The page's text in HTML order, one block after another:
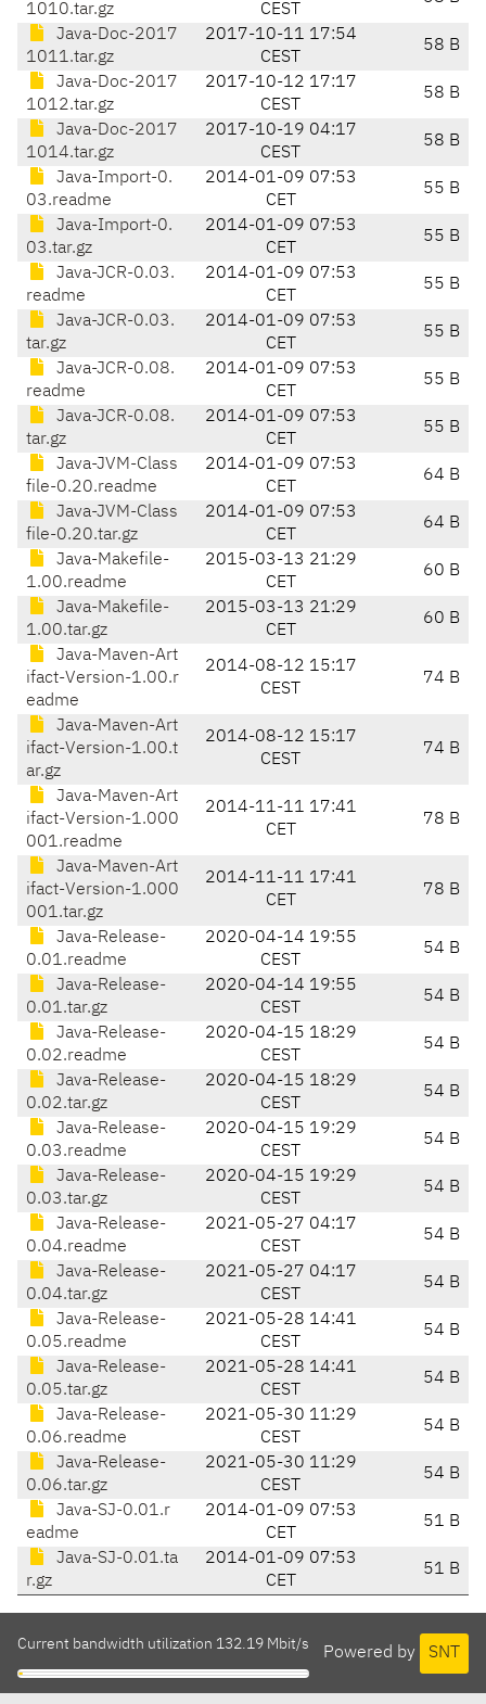
1010.tar.gz
CEST
Java-Doc-2017
1011.tar.gz
2017-10-11 17:54
CEST
58 B
Java-Doc-2017
1012.tar.gz
2017-10-12 17:17
CEST
58 B
Java-Doc-2017
1014.tar.gz
2017-10-19 04:17
CEST
58 B
Java-Import-0.
03.readme
2014-01-09 07:53
CET
55 B
Java-Import-0.
03.tar.gz
2014-01-09 07:53
CET
55 B
Java-JCR-0.03.
readme
2014-01-09 07:53
CET
55 B
Java-JCR-0.03.
tar.gz
2014-01-09 07:53
CET
55 B
Java-JCR-0.08.
readme
2014-01-09 07:53
CET
55 B
Java-JCR-0.08.
tar.gz
2014-01-09 07:53
CET
55 B
Java-JVM-Class
file-0.20.readme
2014-01-09 07:53
CET
64 B
Java-JVM-Class
file-0.20.tar.gz
2014-01-09 07:53
CET
64 B
Java-Makefile-
1.00.readme
2015-03-13 21:29
CET
60 B
Java-Makefile-
1.00.tar.gz
2015-03-13 21:29
CET
60 B
Java-Maven-Art
ifact-Version-1.00.r
eadme
2014-08-12 15:17
CEST
74 B
Java-Maven-Art
ifact-Version-1.00.t
ar.gz
2014-08-12 15:17
CEST
74 B
Java-Maven-Art
ifact-Version-1.000
001.readme
2014-11-11 17:41
CET
78 B
Java-Maven-Art
ifact-Version-1.000
001.tar.gz
2014-11-11 17:41
CET
78 B
Java-Release-
0.01.readme
2020-04-14 19:55
CEST
54 B
Java-Release-
0.01.tar.gz
2020-04-14 19:55
CEST
54 B
Java-Release-
0.02.readme
2020-04-15 18:29
CEST
54 B
Java-Release-
0.02.tar.gz
2020-04-15 18:29
CEST
54 B
Java-Release-
0.03.readme
2020-04-15 19:29
CEST
54 B
Java-Release-
0.03.tar.gz
2020-04-15 19:29
CEST
54 B
Java-Release-
0.04.readme
2021-05-27 04:17
CEST
54 B
Java-Release-
0.04.tar.gz
2021-05-27 04:17
CEST
54 B
Java-Release-
0.05.readme
2021-05-28 14:41
CEST
54 B
Java-Release-
0.05.tar.gz
2021-05-28 14:41
CEST
54 B
Java-Release-
0.06.readme
2021-05-30 11:29
CEST
54 B
Java-Release-
0.06.tar.gz
2021-05-30 11:29
CEST
54 B
Java-SJ-0.01.r
eadme
2014-01-09 07:53
CET
51 B
Java-SJ-0.01.ta
r.gz
2014-01-09 07:53
CET
51 B
Powered by SNT
Current bandwidth utilization 132.19 Mbit/s